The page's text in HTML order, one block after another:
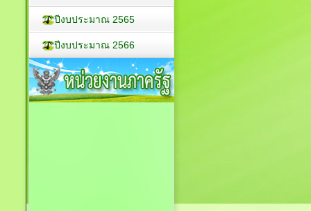
ปีงบประมาณ 2565
ปีงบประมาณ 2566